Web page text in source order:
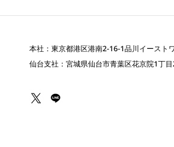
本社：東京都港区港南2-16-1品川イースト
仙台支社：宮城県仙台市青葉区花京院1丁